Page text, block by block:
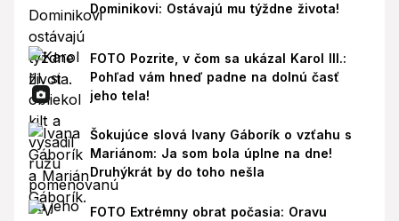
Dominikovi: Ostávajú mu týždne života!
FOTO Pozrite, v čom sa ukázal Karol III.:
Pohľad vám hneď padne na dolnú časť
jeho tela!
Šokujúce slová Ivany Gáborík o vzťahu s
Mariánom: Ja som bola úplne na dne!
Druhýkrát by do toho nešla
FOTO Extrémny obrat počasia: Oravu